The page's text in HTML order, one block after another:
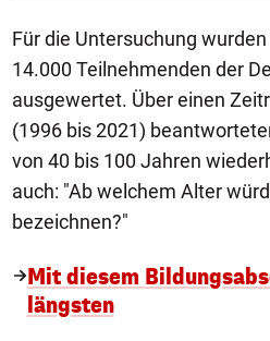
Für die Untersuchung
14.000 Teilnehmenden der
ausgewertet. Über einen
(1996 bis 2021)
von 40 bis 100 Jahren
auch: "Ab welchem Alter
bezeichnen?"
Mit diesem
längsten